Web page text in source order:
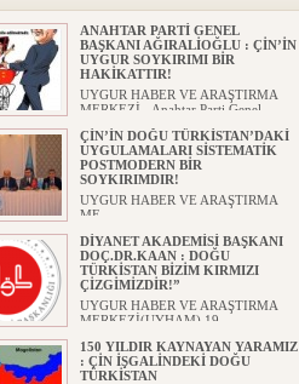
ANAHTAR PARTİ GENEL
BAŞKANI AĞIRALİOĞLU : ÇİN’İN
UYGUR SOYKIRIMI BİR
HAKİKATTIR!
UYGUR HABER VE ARAŞTIRMA
MERKEZİ Anahtar Parti Genel
ÇİN’İN DOĞU TÜRKİSTAN’DAKİ
UYGULAMALARI SİSTEMATİK
POSTMODERN BİR
SOYKIRIMDIR!
UYGUR HABER VE ARAŞTIRMA
ME...
DİYANET AKADEMİSİ BAŞKANI
DOÇ.DR.KAAN : DOĞU
TÜRKİSTAN BİZİM KIRMIZI
ÇİZGİMİZDİR!”
UYGUR HABER VE ARAŞTIRMA
MERKEZİ(UYHAM) 19...
150 YILDIR KAYNAYAN YARAMIZ
: ÇİN İŞGALİNDEKİ DOĞU
TÜRKİSTAN